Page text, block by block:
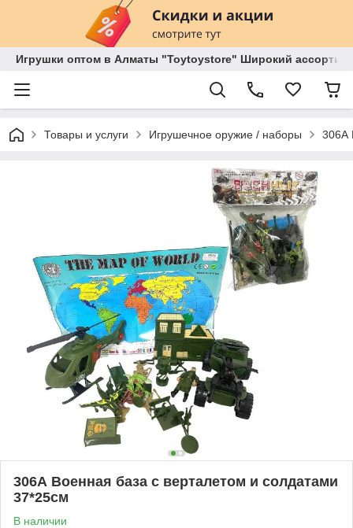
Игрушки оптом в Алматы "Toytoystore" Широкий
Товары и услуги Игрушечное оружие / наборы 306А
306А Военная база с верталетом и солдатами
37*25см
В наличии